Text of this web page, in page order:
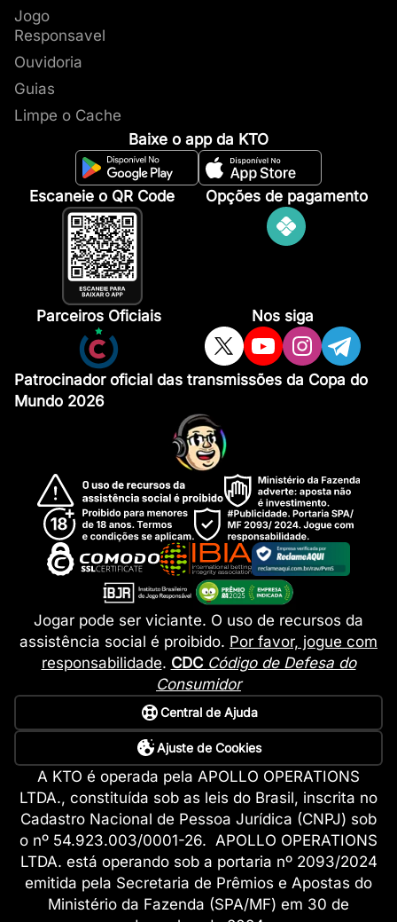
Jogo
Responsavel
Ouvidoria
Guias
Limpe o Cache
Baixe o app da KTO
Escaneie o QR Code Opções de pagamento
Parceiros Oficiais Nos siga
Patrocinador oficial das transmissões da Copa do
Mundo 2026
Jogar pode ser viciante. O uso de recursos da
assistência social é proibido. Por favor, jogue com
responsabilidade. CDC Código de Defesa do
Consumidor
Central de Ajuda
Ajuste de Cookies
A KTO é operada pela APOLLO OPERATIONS
LTDA., constituída sob as leis do Brasil, inscrita no
Cadastro Nacional de Pessoa Jurídica (CNPJ) sob
o nº 54.923.003/0001-26. APOLLO OPERATIONS
LTDA. está operando sob a portaria nº 2093/2024
emitida pela Secretaria de Prêmios e Apostas do
Ministério da Fazenda (SPA/MF) em 30 de